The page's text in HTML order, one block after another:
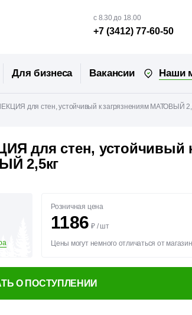
с 8.30 до 18.00
+7 (3412) 77-60-50
Для бизнеса Вакансии Наши
для стен, устойчивый к загрязнениям МАТОВЫЙ
для стен, устойчивый
2,5кг
Розничная цена
1186 ₽ / шт
Цены могут немного отличаться от
О ПОСТУПЛЕНИИ